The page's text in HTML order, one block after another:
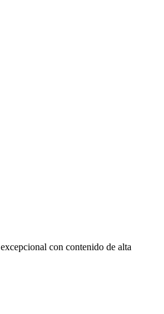
con contenido de alta